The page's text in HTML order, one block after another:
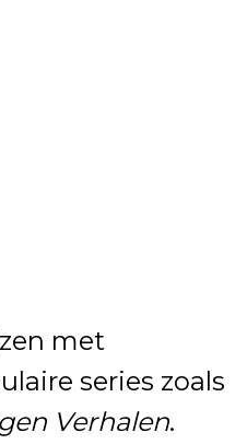
met
series zoals
Verhalen.